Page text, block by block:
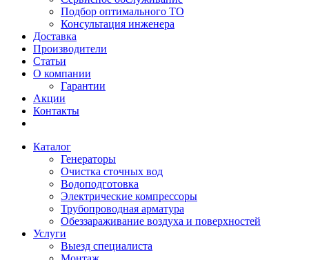
Подбор оптимального ТО
Консультация инженера
Доставка
Производители
Статьи
О компании
Гарантии
Акции
Контакты
Каталог
Генераторы
Очистка сточных вод
Водоподготовка
Электрические компрессоры
Трубопроводная арматура
Обеззараживание воздуха и поверхностей
Услуги
Выезд специалиста